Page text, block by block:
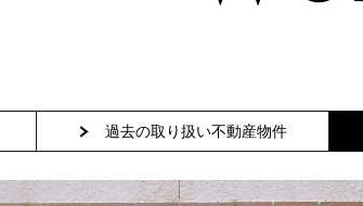
過去の取り扱い不動産物件